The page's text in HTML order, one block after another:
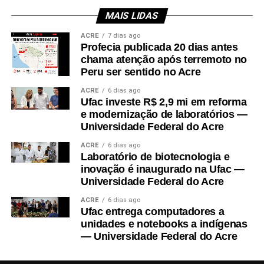
Segundo o ministério, a escolha pelos cursos e
instituições pode ser feita por ordem de preferência.
Informações mais detalhadas sobre oferta de bolsas
(curso, turno, instituição e local de oferta) podem ser
Edição: Aécio Amado/EBC
assim como em anos anteriores, o valor para quem
não tinha isenção foi de R$ 85.
Os pedidos de isenção devem ser submetidos
naPágina do
Participante
enem.inep.gov.br/participante
login do gov.braté 26 de abril.
Abaixo, confira as respostas para as principais
dúvidas sobre o benefício e sobre o Enem 2024.
Quem tem direito à isenção de taxa?
Participantes que estão no3º ano do ensino
médio de escolas públicas;
MAIS LIDAS
ACRE 7 dias ago
Profecia publicada 20 dias antes
chama atenção após terremoto no
Peru ser sentido no Acre
ACRE 6 dias ago
Ufac investe R$ 2,9 mi em reforma
e modernização de laboratórios —
Universidade Federal do Acre
ACRE 6 dias ago
Laboratório de biotecnologia e
inovação é inaugurado na Ufac —
Universidade Federal do Acre
ACRE 6 dias ago
Ufac entrega computadores a
unidades e notebooks a indígenas
— Universidade Federal do Acre